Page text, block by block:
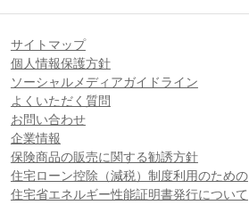
サイトマップ
個人情報保護方針
ソーシャルメディアガイドライン
よくいただく質問
お問い合わせ
企業情報
保険商品の販売に関する勧誘方針
住宅ローン控除（減税）制度利用のための
住宅省エネルギー性能証明書発行について